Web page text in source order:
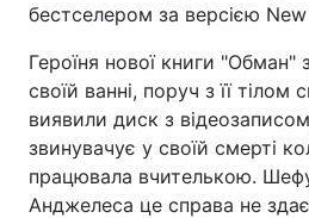
бестселером за версією
Героїня нової книги
своїй ванні, поруч з її тілом
виявили диск з
звинувачує у своїй смерті
працювала вчителькою.
Анджелеса це справа не